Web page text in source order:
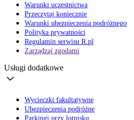
Warunki uczestnictwa
Przeczytaj koniecznie
Warunki ubezpieczenia podróżnego
Polityka prywatności
Regulamin serwisu R.pl
Zarządzaj zgodami
Usługi dodatkowe
Wycieczki fakultatywne
Ubezpieczenia podróżne
Parkingi przy lotnisku